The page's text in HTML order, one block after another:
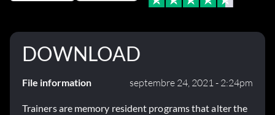
DOWNLOAD
File information septembre 24, 2021 - 2:24pm
Trainers are memory resident programs that alter the